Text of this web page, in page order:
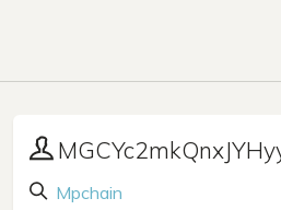
Mpchain